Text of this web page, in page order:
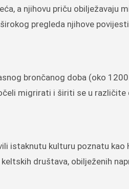
a njihovu priču obilježavaju
pregleda njihove
brončanog doba (oko
migrirati i širiti se u različite
istaknutu kulturu poznatu kao
društava, obilježenih